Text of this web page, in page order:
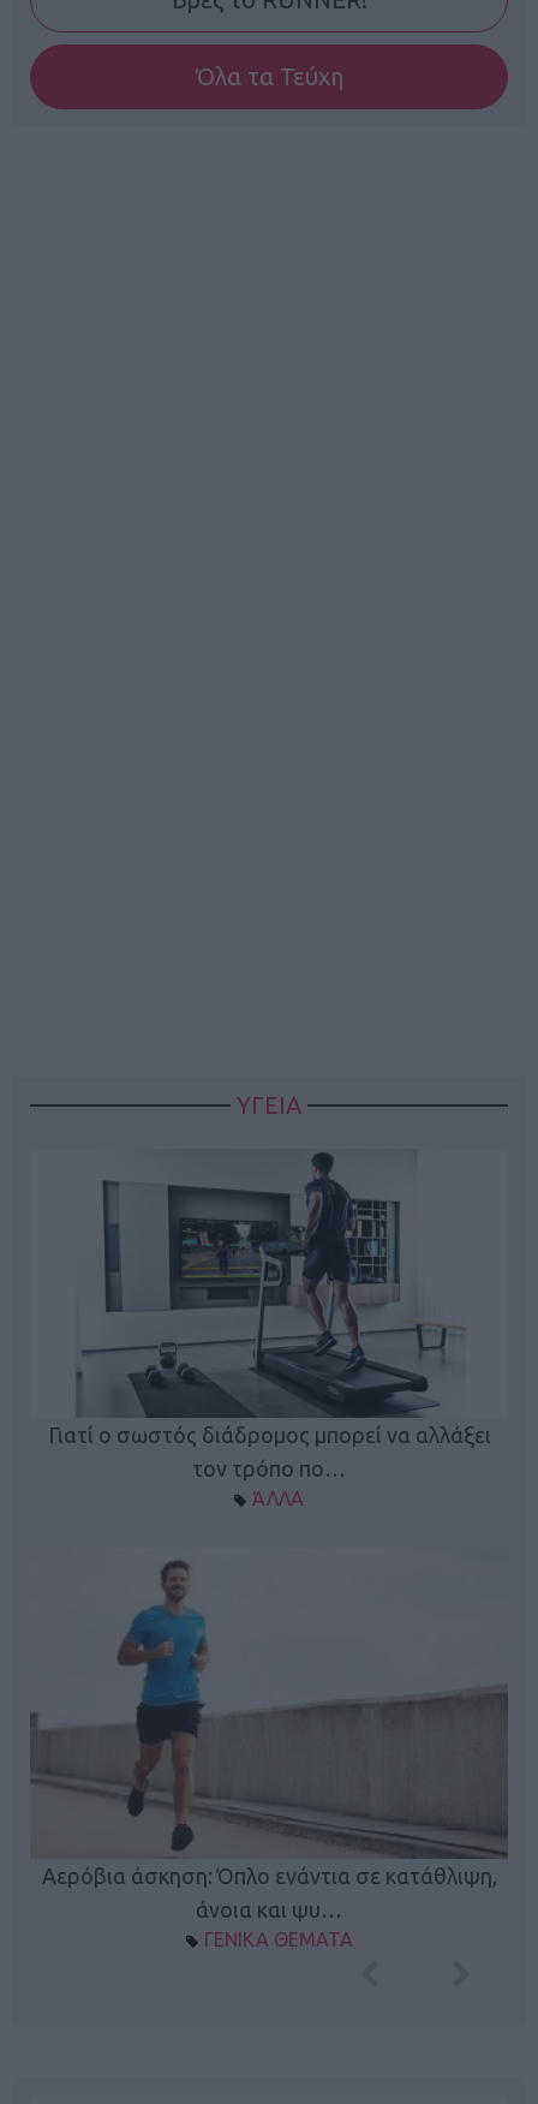
Όλα τα Τεύχη
ΥΓΕΙΑ
Γιατί ο σωστός διάδρομος μπορεί να αλλάξει
τον τρόπο πο…
ΆΛΛΑ
Αερόβια άσκηση: Όπλο ενάντια σε κατάθλιψη,
άνοια και ψυ…
ΓΕΝΙΚΑ ΘΕΜΑΤΑ